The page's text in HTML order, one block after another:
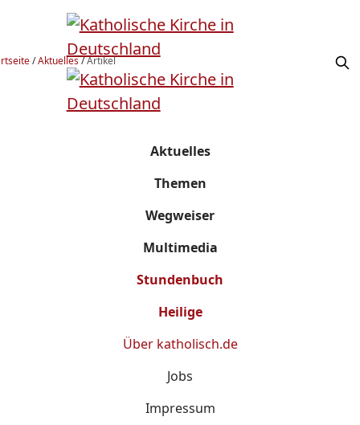
/Aktuelles/Artikel
Aktuelles
Themen
Wegweiser
Multimedia
Stundenbuch
Heilige
Über katholisch.de
Jobs
Impressum